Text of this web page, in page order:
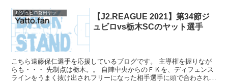
J2ジュビロ磐田ヤットファン2021
【J2.REAGUE 2021】第34節ジ
ュビロvs栃木SCのヤット選手
こちら遠藤保仁選手を応援しているブログです。 主導権を握りなが
らも・・・ 先制点は栃木。。 自陣中央からのＦＫを、ディフェンス
ラインをうまく抜け出されフリーになった相手選手に頭で合わされゴ